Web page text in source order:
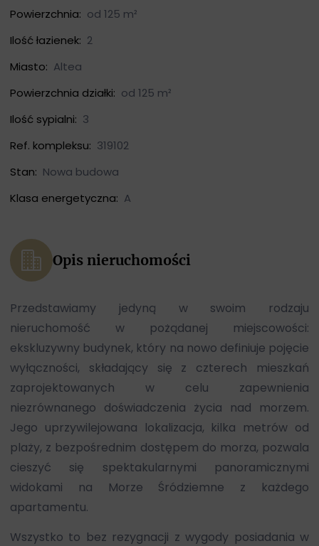
Powierzchnia: od 125 m²
Ilość łazienek: 2
Miasto: Altea
Powierzchnia działki: od 125 m²
Ilość sypialni: 3
Ref. kompleksu: 319102
Stan: Nowa budowa
Klasa energetyczna: A
Opis nieruchomości
Przedstawiamy jedyną w swoim rodzaju
nieruchomość w pożądanej miejscowości:
ekskluzywny budynek, który na nowo definiuje pojęcie
wyłączności, składający się z czterech mieszkań
zaprojektowanych w celu zapewnienia
niezrównanego doświadczenia życia nad morzem.
Jego uprzywilejowana lokalizacja, kilka metrów od
plaży, z bezpośrednim dostępem do morza, pozwala
cieszyć się spektakularnymi panoramicznymi
widokami na Morze Śródziemne z każdego
apartamentu.
Wszystko to bez rezygnacji z wygody posiadania w